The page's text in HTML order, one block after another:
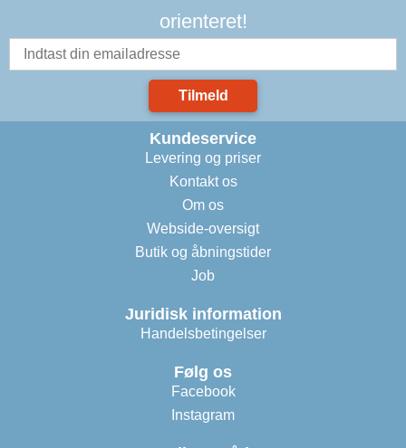
orienteret!
Tilmeld
Kundeservice
Levering og priser
Kontakt os
Om os
Webside-oversigt
Butik og åbningstider
Job
Juridisk information
Handelsbetingelser
Følg os
Facebook
Instagram